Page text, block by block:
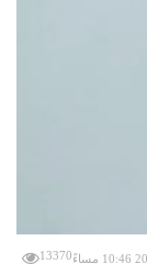
13370